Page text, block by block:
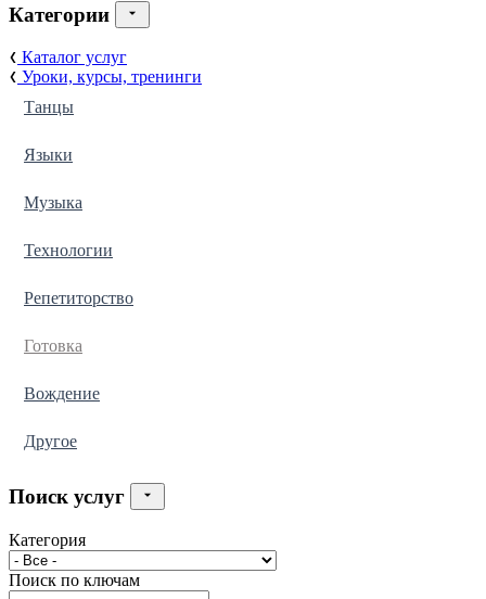
Категории
Каталог услуг
Уроки, курсы, тренинги
Танцы
Языки
Музыка
Технологии
Репетиторство
Готовка
Вождение
Другое
Поиск услуг
Категория
Поиск по ключам